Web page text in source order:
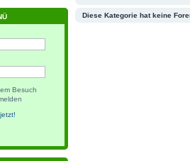
Diese Kategorie hat keine
Besuch